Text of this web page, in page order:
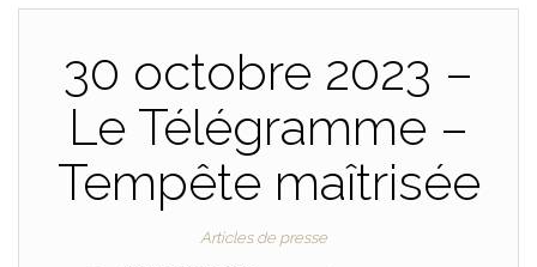
30 octobre 2023 –
Le Télégramme –
Tempête maîtrisée
Articles de presse